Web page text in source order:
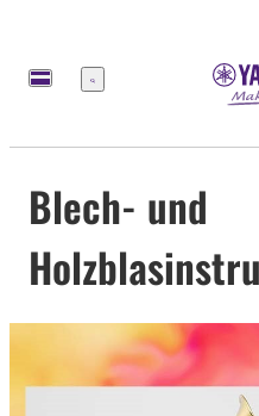
Menü
Blech- und